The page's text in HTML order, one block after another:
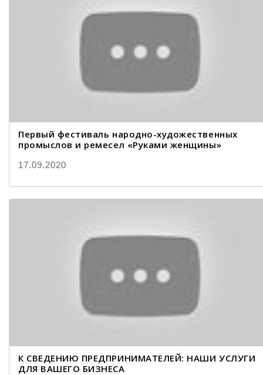
Первый фестиваль народно-художественных
промыслов и ремесел «Руками женщины»
17.09.2020
К СВЕДЕНИЮ ПРЕДПРИНИМАТЕЛЕЙ: НАШИ УСЛУГИ
ДЛЯ ВАШЕГО БИЗНЕСА